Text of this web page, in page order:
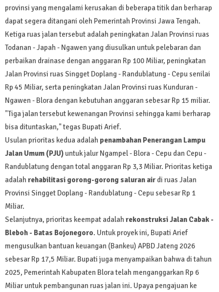
provinsi yang mengalami kerusakan di beberapa titik dan berharap
dapat segera ditangani oleh Pemerintah Provinsi Jawa Tengah.
Ketiga ruas jalan tersebut adalah peningkatan Jalan Provinsi ruas
Todanan - Japah - Ngawen yang diusulkan untuk pelebaran dan
perbaikan drainase dengan anggaran Rp 100 Miliar, peningkatan
Jalan Provinsi ruas Singget Doplang - Randublatung - Cepu senilai
Rp 45 Miliar, serta peningkatan Jalan Provinsi ruas Kunduran -
Ngawen - Blora dengan kebutuhan anggaran sebesar Rp 15 miliar.
"Tiga jalan tersebut kewenangan Provinsi sehingga kami berharap
bisa dituntaskan," tegas Bupati Arief.
Usulan prioritas kedua adalah penambahan Penerangan Lampu
Jalan Umum (PJU) untuk jalur Ngampel - Blora - Cepu dan Cepu -
Randublatung dengan total anggaran Rp 3,3 Miliar. Prioritas ketiga
adalah rehabilitasi gorong-gorong saluran air di ruas Jalan
Provinsi Singget Doplang - Randublatung - Cepu sebesar Rp 1
Miliar.
Selanjutnya, prioritas keempat adalah rekonstruksi Jalan Cabak -
Bleboh - Batas Bojonegoro. Untuk proyek ini, Bupati Arief
mengusulkan bantuan keuangan (Bankeu) APBD Jateng 2026
sebesar Rp 17,5 Miliar. Bupati juga menyampaikan bahwa di tahun
2025, Pemerintah Kabupaten Blora telah menganggarkan Rp 6
Miliar untuk pembangunan ruas jalan ini. Upaya pengajuan ke